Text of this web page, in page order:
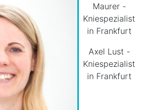
Maurer -
Kniespezialist
in Frankfurt
Axel Lust -
Kniespezialist
in Frankfurt